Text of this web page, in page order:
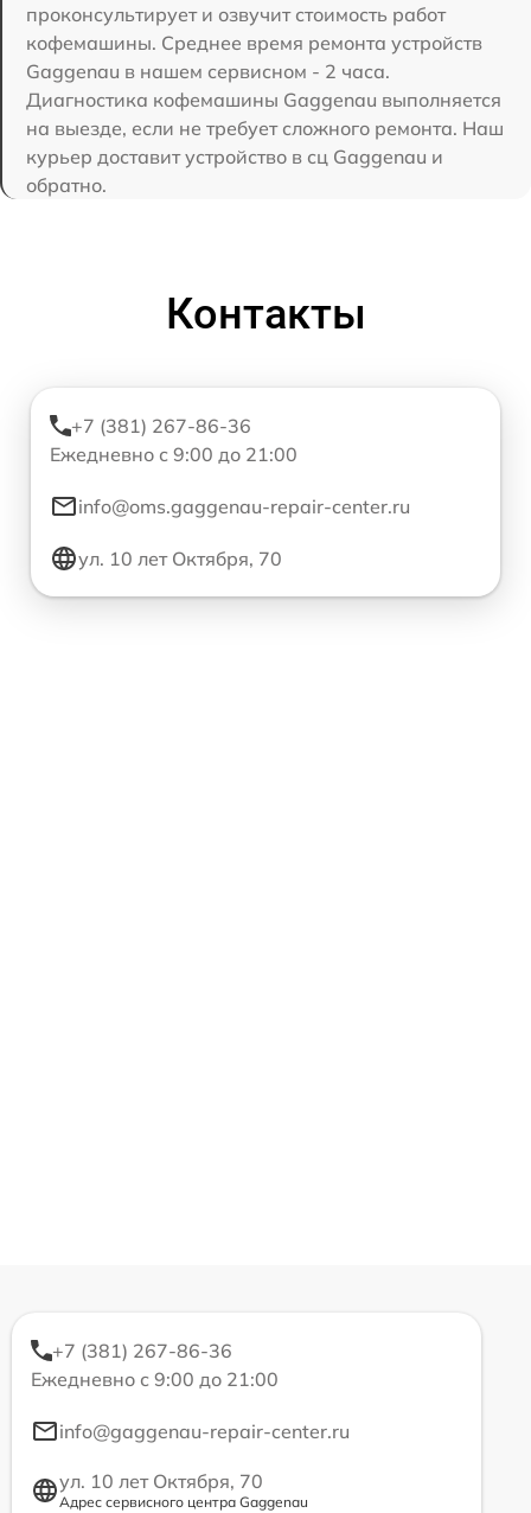
проконсультирует и озвучит стоимость работ
кофемашины. Среднее время ремонта устройств
Gaggenau в нашем сервисном - 2 часа.
Диагностика кофемашины Gaggenau выполняется
на выезде, если не требует сложного ремонта. Наш
курьер доставит устройство в сц Gaggenau и
обратно.
Контакты
+7 (381) 267-86-36
Ежедневно с 9:00 до 21:00
info@oms.gaggenau-repair-center.ru
ул. 10 лет Октября, 70
+7 (381) 267-86-36
Ежедневно с 9:00 до 21:00
info@gaggenau-repair-center.ru
ул. 10 лет Октября, 70
Адрес сервисного центра Gaggenau